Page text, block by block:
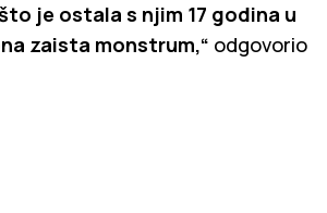
je ostala s njim 17 godina u
zaista monstrum,“ odgovorio